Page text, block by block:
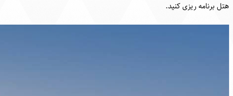
هتل برنامه ریزی کنید.